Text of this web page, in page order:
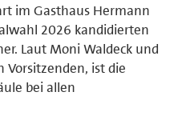
im Gasthaus Hermann
2026 kandidierten
Laut Moni Waldeck und
Vorsitzenden, ist die
bei allen